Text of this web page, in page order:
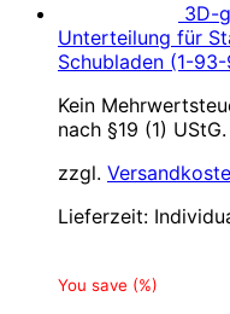
3D-
Unterteilung für
Schubladen (1-
Kein
nach §19 (1) UStG.
zzgl.
Lieferzeit:
You save (%)